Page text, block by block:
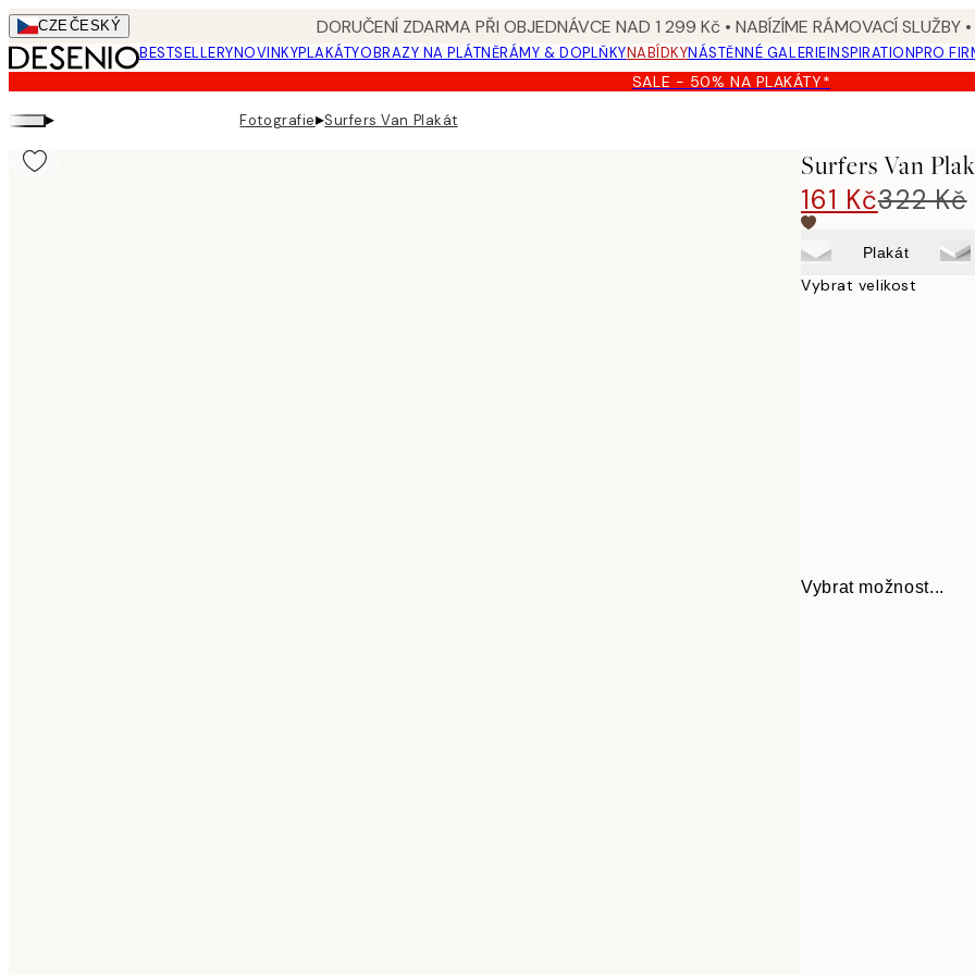
Skip
to
main
content.
CZEČESKÝ DORUČENÍ ZDARMA PŘI OBJEDNÁVCE NAD 1 299 Kč • NABÍZÍME RÁMOVACÍ SLUŽBY
BESTSELLERYNOVINKYPLAKÁTYOBRAZY NA PLÁTNĚRÁMY & DOPLŇKYNABÍDKYNÁSTĚNNÉ GALERIEINSPIRATIONPRO
SALE - 50% NA PLAKÁTY*
▸ Fotografie▸Surfers Van Plakát
Surfers Van
161 Kč322 Kč
Plakát
Vybrat velikost
Vybrat možnost...